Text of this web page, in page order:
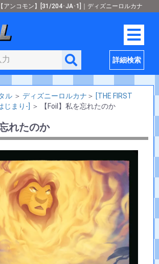
アンコモン】[31/204･JA･1]｜ディズニーロルカナ
詳細検索
ル ＞ ディズニーロルカナ ＞ [THE FIRST
じまり-]
＞ 【Foil】私を忘れたのか
れたのか